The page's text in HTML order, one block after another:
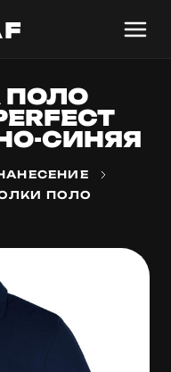
ПОЛО
СИНЯЯ
ПОЛО